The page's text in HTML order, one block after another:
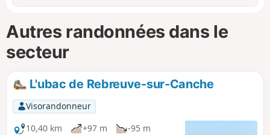
Autres randonnées dans le
secteur
L'ubac de Rebreuve-sur-Canche
Visorandonneur
10,40 km
+97 m
-95 m